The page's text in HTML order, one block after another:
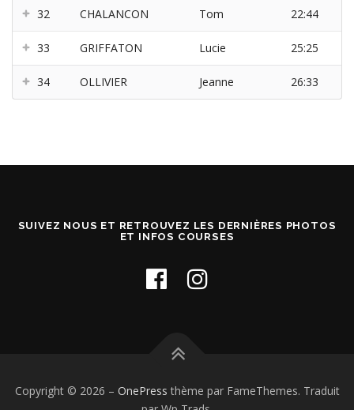
32 CHALANCON Tom 22:44
33 GRIFFATON Lucie 25:25
34 OLLIVIER Jeanne 26:33
SUIVEZ NOUS ET RETROUVEZ LES DERNIÈRES PHOTOS
ET INFOS COURSES
Copyright © 2026 – OnePress thème par FameThemes. Traduit